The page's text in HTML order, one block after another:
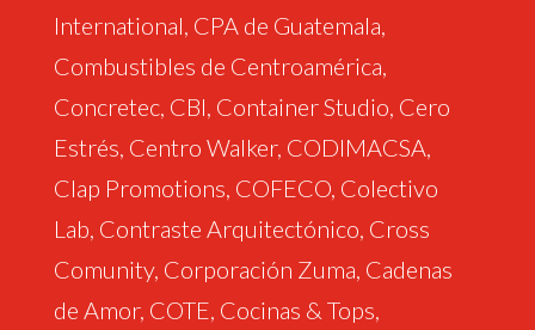
International, CPA de Guatemala,
Combustibles de Centroamérica,
Concretec, CBI, Container Studio, Cero
Estrés, Centro Walker, CODIMACSA,
Clap Promotions, COFECO, Colectivo
Lab, Contraste Arquitectónico, Cross
Comunity, Corporación Zuma, Cadenas
de Amor, COTE, Cocinas & Tops,